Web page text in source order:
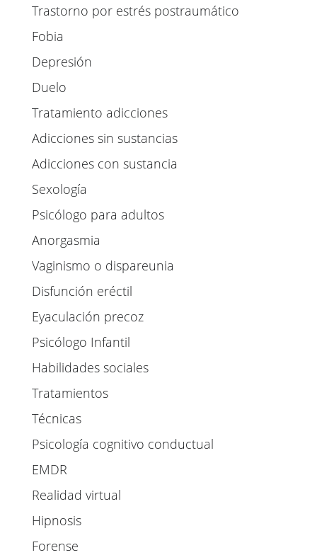
Trastorno por estrés postraumático
Fobia
Depresión
Duelo
Tratamiento adicciones
Adicciones sin sustancias
Adicciones con sustancia
Sexología
Psicólogo para adultos
Anorgasmia
Vaginismo o dispareunia
Disfunción eréctil
Eyaculación precoz
Psicólogo Infantil
Habilidades sociales
Tratamientos
Técnicas
Psicología cognitivo conductual
EMDR
Realidad virtual
Hipnosis
Forense